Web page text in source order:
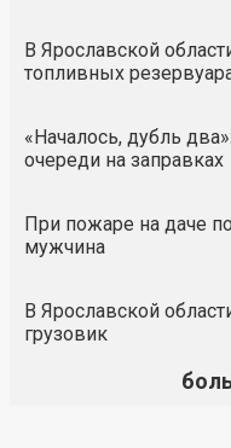
В Ярославской
топливных
«Началось, дубль
очереди на заправках
При пожаре на даче
мужчина
В Ярославской
грузовик